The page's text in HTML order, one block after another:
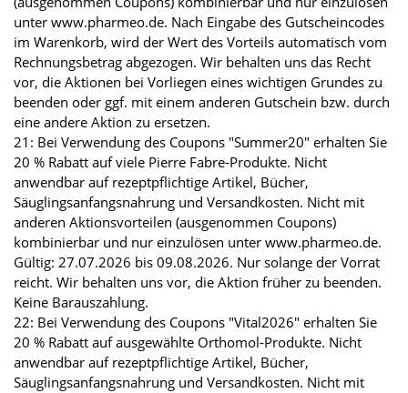
unter www.pharmeo.de. Nach Eingabe des Gutscheincodes
im Warenkorb, wird der Wert des Vorteils automatisch vom
Rechnungsbetrag abgezogen. Wir behalten uns das Recht
vor, die Aktionen bei Vorliegen eines wichtigen Grundes zu
beenden oder ggf. mit einem anderen Gutschein bzw. durch
eine andere Aktion zu ersetzen.
21: Bei Verwendung des Coupons "Summer20" erhalten Sie
20 % Rabatt auf viele Pierre Fabre-Produkte. Nicht
anwendbar auf rezeptpflichtige Artikel, Bücher,
Säuglingsanfangsnahrung und Versandkosten. Nicht mit
anderen Aktionsvorteilen (ausgenommen Coupons)
kombinierbar und nur einzulösen unter www.pharmeo.de.
Gültig: 27.07.2026 bis 09.08.2026. Nur solange der Vorrat
reicht. Wir behalten uns vor, die Aktion früher zu beenden.
Keine Barauszahlung.
22: Bei Verwendung des Coupons "Vital2026" erhalten Sie
20 % Rabatt auf ausgewählte Orthomol-Produkte. Nicht
anwendbar auf rezeptpflichtige Artikel, Bücher,
Säuglingsanfangsnahrung und Versandkosten. Nicht mit